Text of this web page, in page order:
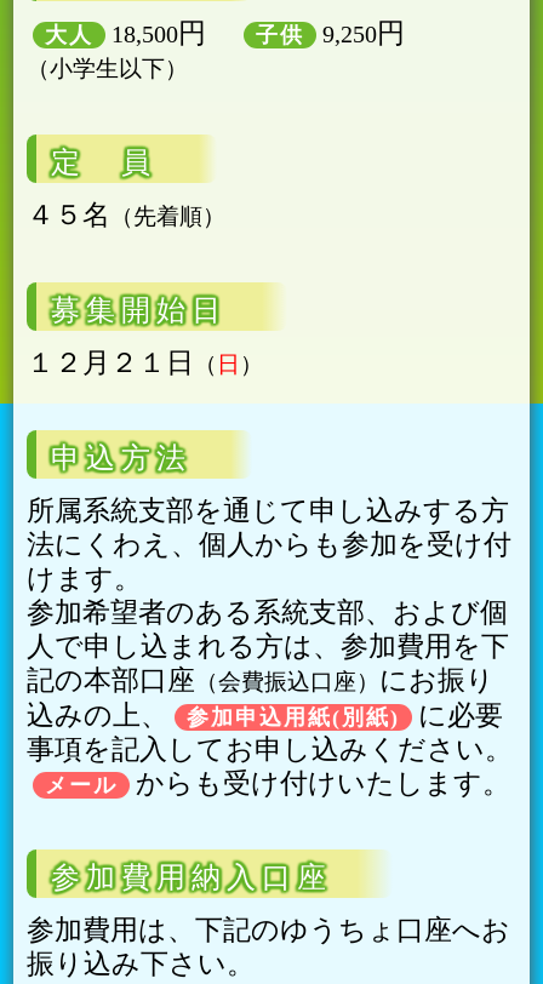
大人 18,500円 子供 9,250円
小学生以下
定 員
４５名 先着順
募集開始日
１２月２１日 日
申込方法
所属系統支部を通じて申し込みする方
法にくわえ、個人からも参加を受け付
けます。
参加希望者のある系統支部、および個
人で申し込まれる方は、参加費用を下
記の本部口座
会費振込口座
にお振り
込みの上、
参加申込用紙(別紙)
に必要
事項を記入してお申し込みください。
メール からも受け付けいたします。
参加費用納入口座
参加費用は、下記のゆうちょ口座へお
振り込み下さい。